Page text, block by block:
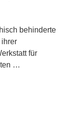
behinderte
ihrer
für
…